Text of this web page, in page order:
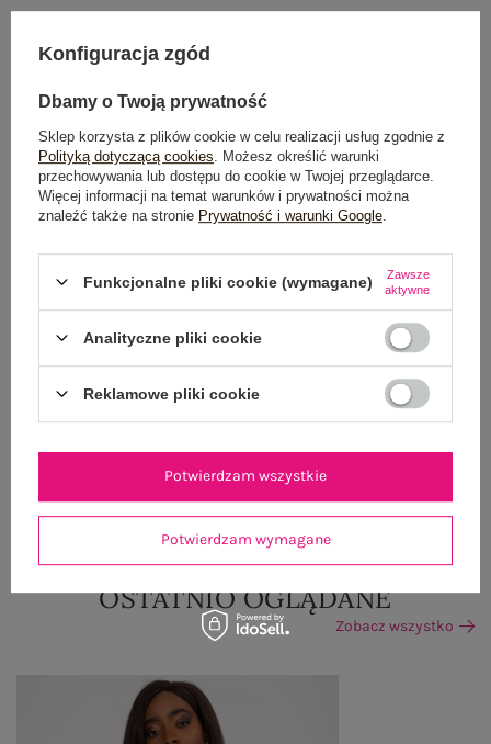
Dostawa od 7,99 zł
Do darmowej dostawy brakuje
Wysyłkajutro
100 dni na zwrot
GŁÓWNE PARAMETRY
OPINIE O PRODUKCIE (130)
WYSYŁKA I DOSTAWA
ZWROTY I REKLAMACJE
OSTATNIO OGLĄDANE
Zobacz wszystko
Konfiguracja zgód
Dbamy o Twoją prywatność
Sklep korzysta z plików cookie w celu realizacji usług zgodnie z
Polityką dotyczącą cookies . Możesz określić warunki
przechowywania lub dostępu do cookie w Twojej przeglądarce.
Więcej informacji na temat warunków i prywatności można
znaleźć także na stronie Prywatność i warunki Google
Funkcjonalne pliki cookie (wymagane)
Zawsze
aktywne
Analityczne pliki cookie
Reklamowe pliki cookie
Potwierdzam wymagane
Potwierdzam wszystkie